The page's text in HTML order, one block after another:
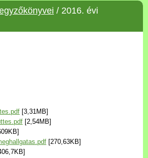
/ 2016. évi
[3,31MB]
[2,54MB]
[270,63KB]